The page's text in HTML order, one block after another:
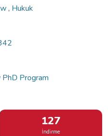
, Hukuk
PhD Program
127
İndirme